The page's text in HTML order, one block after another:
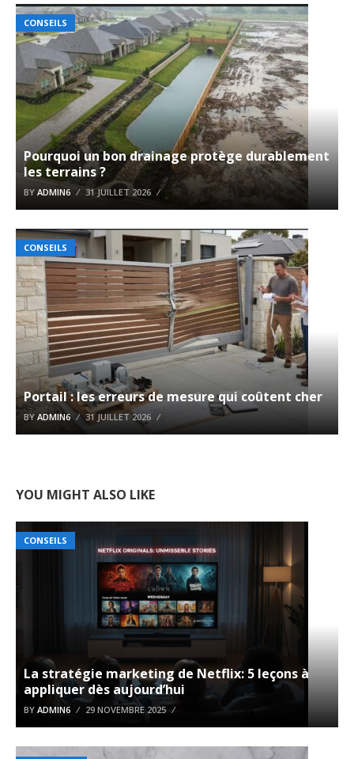
CONSEILS
Pourquoi un bon drainage protège durablement
les terrains ?
BY ADMIN6 31 JUILLET 2026
CONSEILS
Portail : les erreurs de mesure qui coûtent cher
BY ADMIN6 31 JUILLET 2026
YOU MIGHT ALSO LIKE
CONSEILS
La stratégie marketing de Netflix: 5 leçons à
appliquer dès aujourd’hui
BY ADMIN6 29 NOVEMBRE 2025